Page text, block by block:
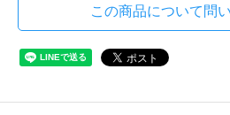
この商品について問